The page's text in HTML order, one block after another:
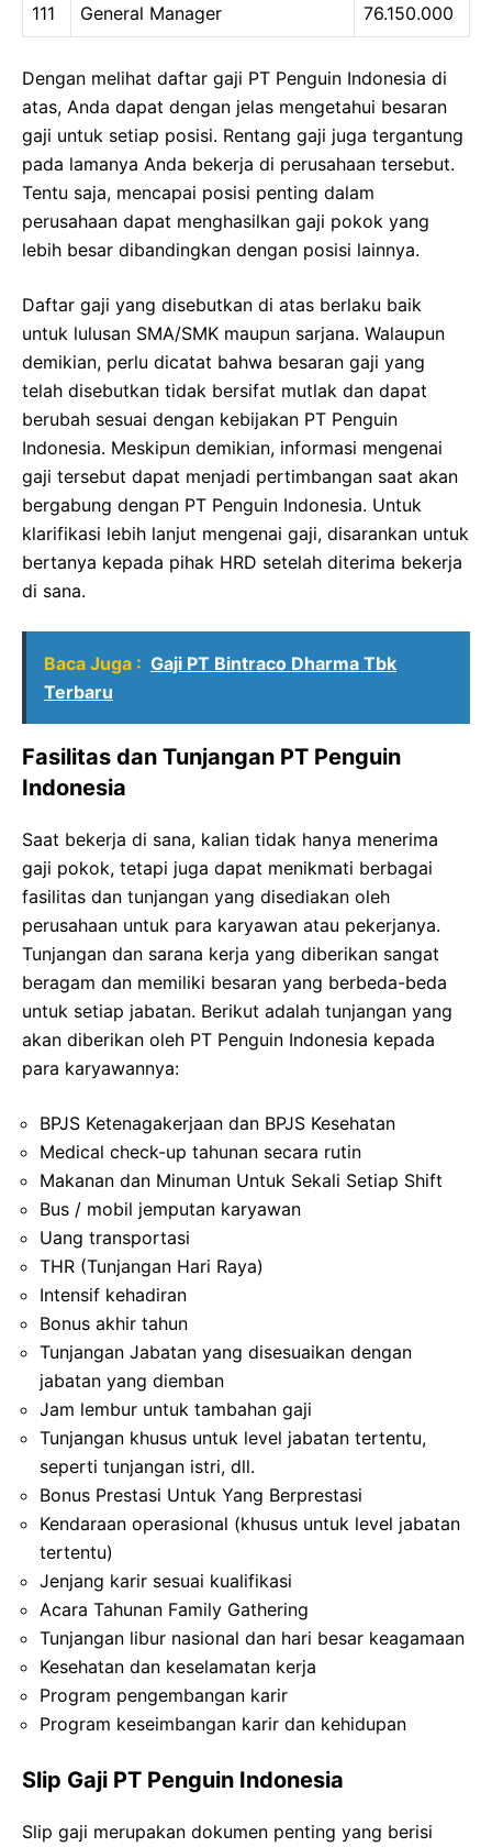
111 General Manager 76.150.000
Dengan melihat daftar gaji PT Penguin Indonesia di
atas, Anda dapat dengan jelas mengetahui besaran
gaji untuk setiap posisi. Rentang gaji juga tergantung
pada lamanya Anda bekerja di perusahaan tersebut.
Tentu saja, mencapai posisi penting dalam
perusahaan dapat menghasilkan gaji pokok yang
lebih besar dibandingkan dengan posisi lainnya.
Daftar gaji yang disebutkan di atas berlaku baik
untuk lulusan SMA/SMK maupun sarjana. Walaupun
demikian, perlu dicatat bahwa besaran gaji yang
telah disebutkan tidak bersifat mutlak dan dapat
berubah sesuai dengan kebijakan PT Penguin
Indonesia. Meskipun demikian, informasi mengenai
gaji tersebut dapat menjadi pertimbangan saat akan
bergabung dengan PT Penguin Indonesia. Untuk
klarifikasi lebih lanjut mengenai gaji, disarankan untuk
bertanya kepada pihak HRD setelah diterima bekerja
di sana.
Baca Juga : Gaji PT Bintraco Dharma Tbk
Terbaru
Fasilitas dan Tunjangan PT Penguin
Indonesia
Saat bekerja di sana, kalian tidak hanya menerima
gaji pokok, tetapi juga dapat menikmati berbagai
fasilitas dan tunjangan yang disediakan oleh
perusahaan untuk para karyawan atau pekerjanya.
Tunjangan dan sarana kerja yang diberikan sangat
beragam dan memiliki besaran yang berbeda-beda
untuk setiap jabatan. Berikut adalah tunjangan yang
akan diberikan oleh PT Penguin Indonesia kepada
para karyawannya:
BPJS Ketenagakerjaan dan BPJS Kesehatan
Medical check-up tahunan secara rutin
Makanan dan Minuman Untuk Sekali Setiap Shift
Bus / mobil jemputan karyawan
Uang transportasi
THR (Tunjangan Hari Raya)
Intensif kehadiran
Bonus akhir tahun
Tunjangan Jabatan yang disesuaikan dengan
jabatan yang diemban
Jam lembur untuk tambahan gaji
Tunjangan khusus untuk level jabatan tertentu,
seperti tunjangan istri, dll.
Bonus Prestasi Untuk Yang Berprestasi
Kendaraan operasional (khusus untuk level jabatan
tertentu)
Jenjang karir sesuai kualifikasi
Acara Tahunan Family Gathering
Tunjangan libur nasional dan hari besar keagamaan
Kesehatan dan keselamatan kerja
Program pengembangan karir
Program keseimbangan karir dan kehidupan
Slip Gaji PT Penguin Indonesia
Slip gaji merupakan dokumen penting yang berisi